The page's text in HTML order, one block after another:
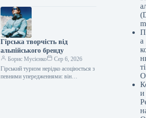
увагу не лише на те,…
Гірська творчість від
альпійського бренду
Борис Мусієнко
Сер 6, 2026
Гірський туризм нерідко асоціюється з
певними упередженнями: він
а
и